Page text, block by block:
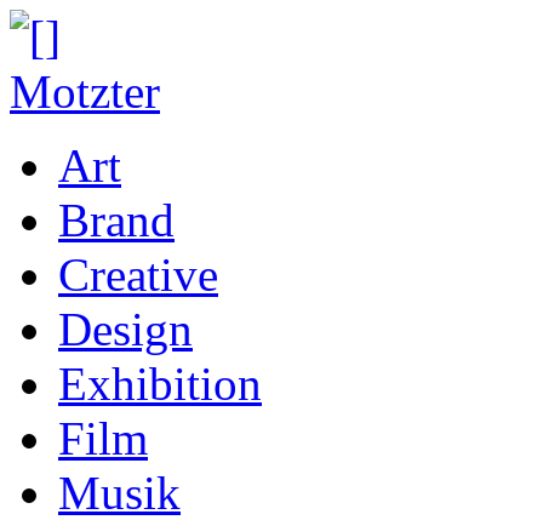
Art
Brand
Creative
Design
Exhibition
Film
Musik